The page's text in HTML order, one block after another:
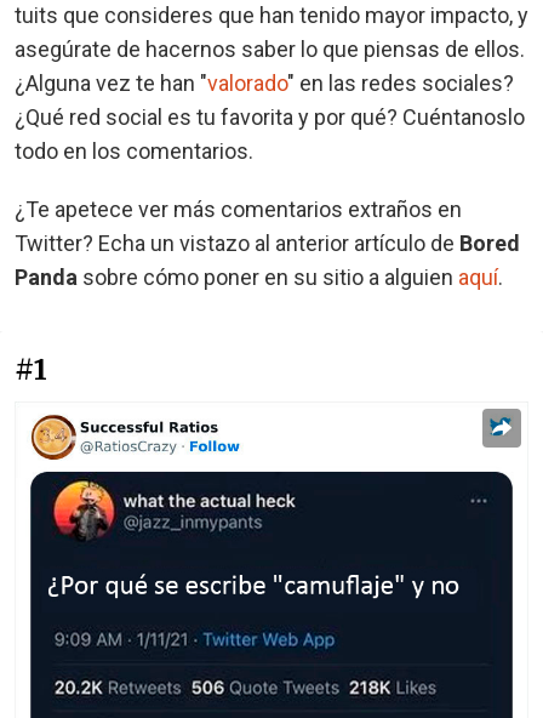
tuits que consideres que han tenido mayor impacto, y
asegúrate de hacernos saber lo que piensas de ellos.
¿Alguna vez te han "valorado" en las redes sociales?
¿Qué red social es tu favorita y por qué? Cuéntanoslo
todo en los comentarios.
¿Te apetece ver más comentarios extraños en
Twitter? Echa un vistazo al anterior artículo de Bored
Panda sobre cómo poner en su sitio a alguien aquí.
#1